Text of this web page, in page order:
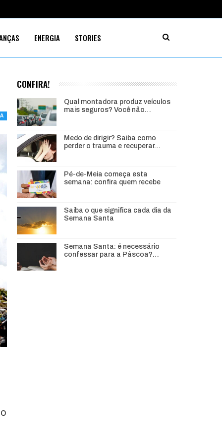
ENERGIA STORIES
CONFIRA!
Qual montadora produz veículos
mais seguros? Você não…
Medo de dirigir? Saiba como
perder o trauma e recuperar…
Pé-de-Meia começa esta
semana: confira quem recebe
Saiba o que significa cada dia da
Semana Santa
Semana Santa: é necessário
confessar para a Páscoa?…